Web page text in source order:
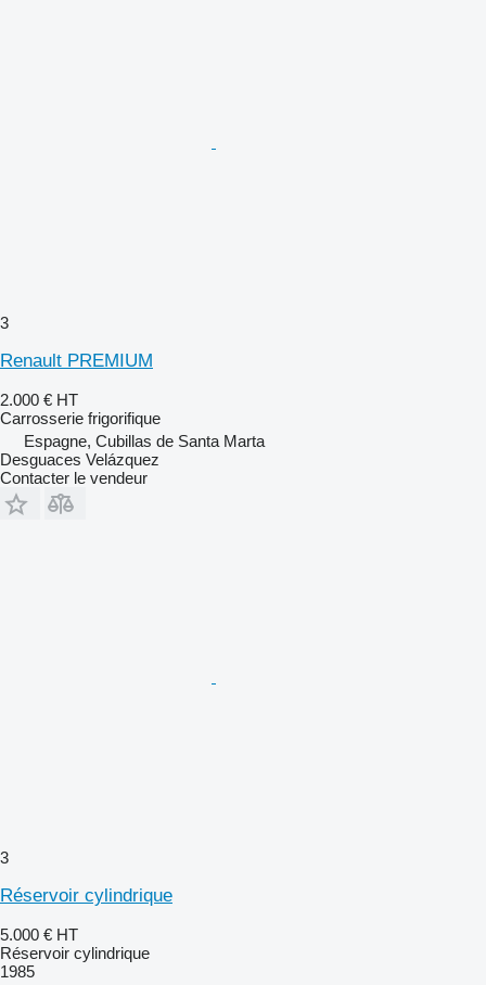
3
Renault PREMIUM
2.000 € HT
Carrosserie frigorifique
Espagne, Cubillas de Santa Marta
Desguaces Velázquez
Contacter le vendeur
3
Réservoir cylindrique
5.000 € HT
Réservoir cylindrique
1985